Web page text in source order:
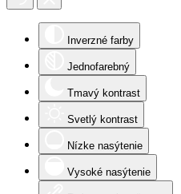
Inverzné farby
Jednofarebný
Tmavý kontrast
Svetlý kontrast
Nízke nasýtenie
Vysoké nasýtenie